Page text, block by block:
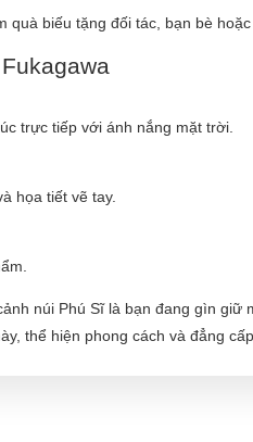
quà biếu tặng đối tác, bạn bè
trực tiếp với ánh nắng mặt trời.
họa tiết vẽ tay.
núi Phú Sĩ là bạn đang gìn giữ
thể hiện phong cách và đẳng